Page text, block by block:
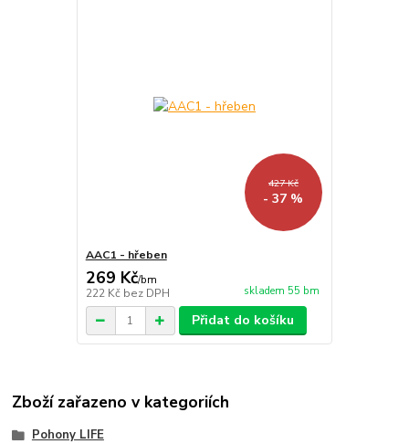
427 Kč
- 37 %
AAC1 - hřeben
269 Kč/bm
222 Kč bez DPH skladem 55 bm
Přidat do košíku
Zboží zařazeno v kategoriích
Pohony LIFE